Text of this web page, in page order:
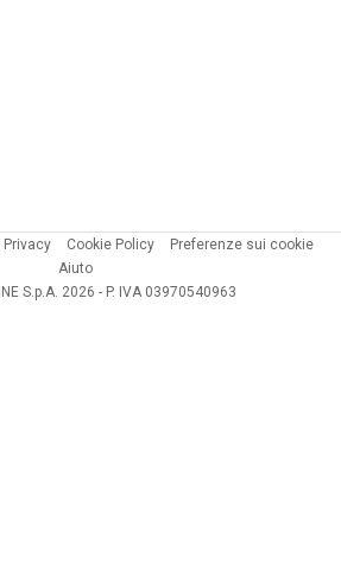
Privacy Cookie Policy
Preferenze sui cookie
Aiuto
S.p.A. 2026 - P. IVA 03970540963